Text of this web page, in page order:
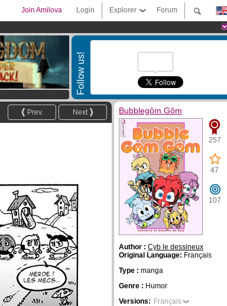
Forum
Explorer
Login
Join Amilova
Follow us!
Next
Prev. Bubblegôm Gôm
257
47
107
Author : Cyb le dessineux
Original Language: Français
Type : manga
Genre : Humor
Versions: Français